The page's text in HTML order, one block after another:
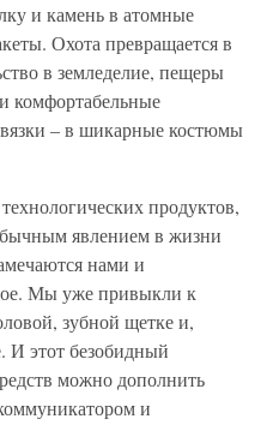
и камень в атомные
Охота превращается в
в земледелие, пещеры
комфортабельные
– в шикарные костюмы
продуктов,
явлением в жизни
нами и
Мы уже привыкли к
зубной щетке и,
И этот безобидный
можно дополнить
и